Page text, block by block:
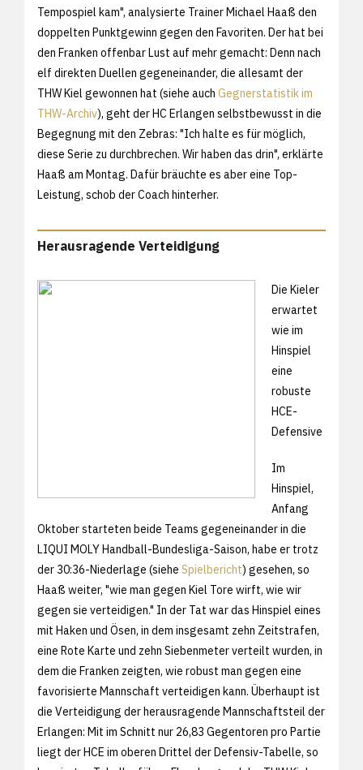
Tempospiel kam", analysierte Trainer Michael Haaß den
doppelten Punktgewinn gegen den Favoriten. Der hat bei
den Franken offenbar Lust auf mehr gemacht: Denn nach
elf direkten Duellen gegeneinander, die allesamt der
THW Kiel gewonnen hat (siehe auch Gegnerstatistik im
THW-Archiv), geht der HC Erlangen selbstbewusst in die
Begegnung mit den Zebras: "Ich halte es für möglich,
diese Serie zu durchbrechen. Wir haben das drin", erklärte
Haaß am Montag. Dafür bräuchte es aber eine Top-
Leistung, schob der Coach hinterher.
Herausragende Verteidigung
Die Kieler
erwartet
wie im
Hinspiel
eine
robuste
HCE-
Defensive
Im
Hinspiel,
Anfang
Oktober starteten beide Teams gegeneinander in die
LIQUI MOLY Handball-Bundesliga-Saison, habe er trotz
der 30:36-Niederlage (siehe Spielbericht) gesehen, so
Haaß weiter, "wie man gegen Kiel Tore wirft, wie wir
gegen sie verteidigen." In der Tat war das Hinspiel eines
mit Haken und Ösen, in dem insgesamt zehn Zeitstrafen,
eine Rote Karte und zehn Siebenmeter verteilt wurden, in
dem die Franken zeigten, wie robust man gegen eine
favorisierte Mannschaft verteidigen kann. Überhaupt ist
die Verteidigung der herausragende Mannschaftsteil der
Erlangen: Mit im Schnitt nur 26,83 Gegentoren pro Partie
liegt der HCE im oberen Drittel der Defensiv-Tabelle, so